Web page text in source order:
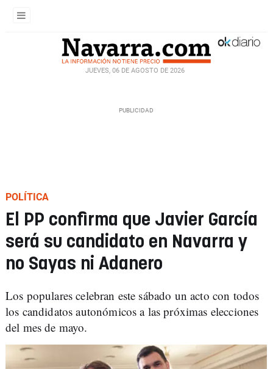
JUEVES, 06 DE AGOSTO DE 2026
POLÍTICA
El PP confirma que Javier García
será su candidato en Navarra y
no Sayas ni Adanero
Los populares celebran este sábado un acto con todos
los candidatos autonómicos a las próximas elecciones
del mes de mayo.